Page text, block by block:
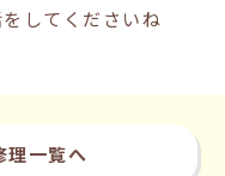
してくださいね
理一覧へ